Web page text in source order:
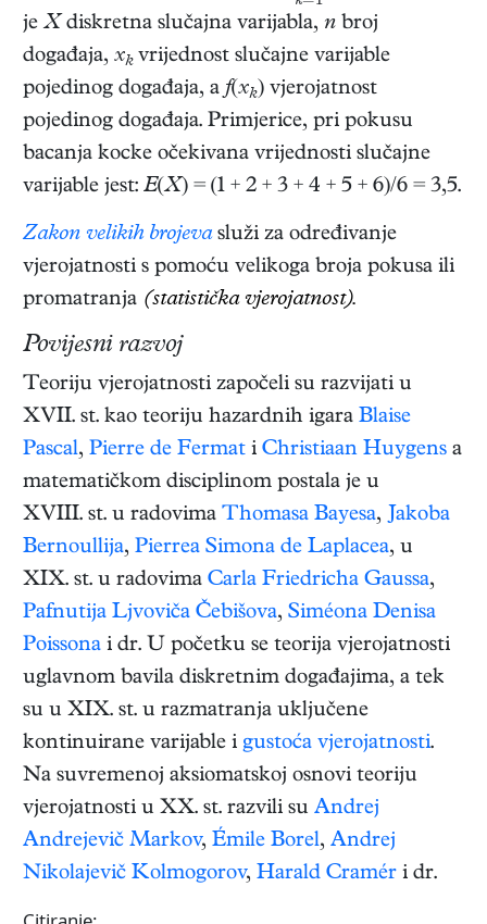
jeX diskretna slučajna varijabla, n broj
događaja, xk vrijednost slučajne varijable
pojedinog događaja, a f(xk) vjerojatnost
pojedinog događaja. Primjerice, pri pokusu
bacanja kocke očekivana vrijednosti slučajne
varijable jest: E(X) = (1 + 2 + 3 + 4 + 5 + 6)/6 = 3,5.
Zakon velikih brojevasluži za određivanje
vjerojatnosti s pomoću velikoga broja pokusa ili
promatranja (statistička vjerojatnost).
Povijesni razvoj
Teoriju vjerojatnosti započeli su razvijati u
XVII. st. kao teoriju hazardnih igara Blaise
Pascal, Pierre de Fermat i Christiaan Huygens a
matematičkom disciplinom postala je u
XVIII. st. u radovima Thomasa Bayesa, Jakoba
Bernoullija, Pierrea Simona de Laplacea, u
XIX. st. u radovima Carla Friedricha Gaussa,
Pafnutija Ljvoviča Čebišova, Siméona Denisa
Poissona i dr. U početku se teorija vjerojatnosti
uglavnom bavila diskretnim događajima, a tek
su u XIX. st. u razmatranja uključene
kontinuirane varijable i gustoća vjerojatnosti.
Na suvremenoj aksiomatskoj osnovi teoriju
vjerojatnosti u XX. st. razvili su Andrej
Andrejevič Markov, Émile Borel, Andrej
Nikolajevič Kolmogorov, Harald Cramér i dr.